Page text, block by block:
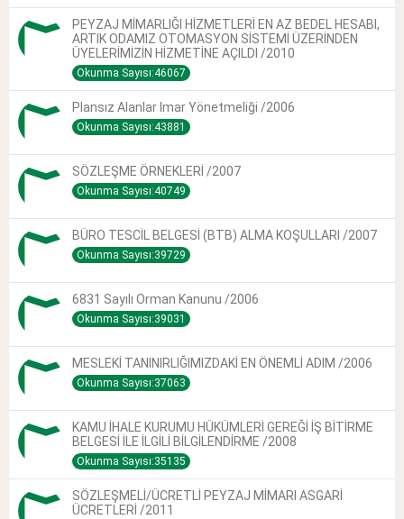
PEYZAJ MİMARLIĞI HİZMETLERİ EN AZ BEDEL HESABI,
ARTIK ODAMIZ OTOMASYON SİSTEMİ ÜZERİNDEN
ÜYELERİMİZİN HİZMETİNE AÇILDI /2010
Okunma Sayısı:46067
Plansız Alanlar Imar Yönetmeliği /2006
Okunma Sayısı:43881
SÖZLEŞME ÖRNEKLERİ /2007
Okunma Sayısı:40749
BÜRO TESCİL BELGESİ (BTB) ALMA KOŞULLARI /2007
Okunma Sayısı:39729
6831 Sayılı Orman Kanunu /2006
Okunma Sayısı:39031
MESLEKİ TANINIRLIĞIMIZDAKİ EN ÖNEMLİ ADIM /2006
Okunma Sayısı:37063
KAMU İHALE KURUMU HÜKÜMLERİ GEREĞİ İŞ BİTİRME
BELGESİ İLE İLGİLİ BİLGİLENDİRME /2008
Okunma Sayısı:35135
SÖZLEŞMELİ/ÜCRETLİ PEYZAJ MİMARI ASGARİ
ÜCRETLERİ /2011